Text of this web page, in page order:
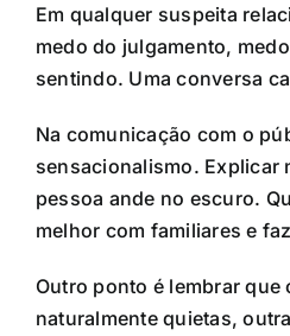
Em qualquer suspeita
medo do julgamento,
sentindo. Uma conversa
Na comunicação com o
sensacionalismo. Explicar
pessoa ande no escuro.
melhor com familiares e
Outro ponto é lembrar
naturalmente quietas,